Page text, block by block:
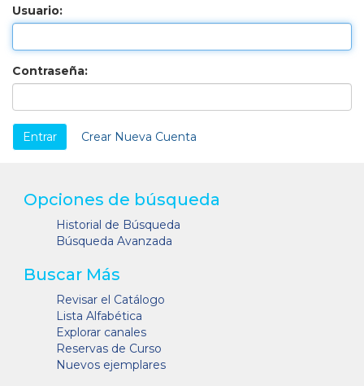
Usuario:
Contraseña:
Crear Nueva Cuenta
Opciones de búsqueda
Historial de Búsqueda
Búsqueda Avanzada
Buscar Más
Revisar el Catálogo
Lista Alfabética
Explorar canales
Reservas de Curso
Nuevos ejemplares